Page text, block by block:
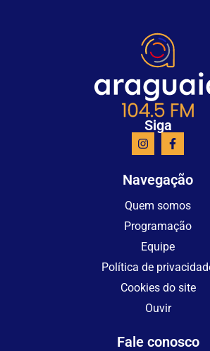
Siga
Navegação
Quem somos
Programação
Equipe
Política de
Cookies do site
Ouvir
Fale conosco